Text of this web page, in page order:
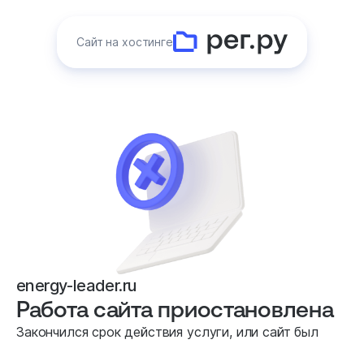
Сайт на хостинге
energy-leader.ru
Работа сайта приостановлена
Закончился срок действия услуги, или сайт был